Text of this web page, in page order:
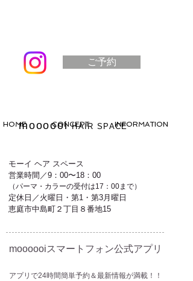
ご予約
HOME CONCEPT INFORMATION
moooooiHAIR SPACE
モーイ ヘア スペース
営業時間／9：00〜18：00
（パーマ・カラーの受付は17：00まで）
定休日／火曜日・第1・第3月曜日
恵庭市中島町２丁目８番地15
moooooiスマートフォン公式アプリ​
​アプリで24時間簡単予約＆最新情報が満載！！